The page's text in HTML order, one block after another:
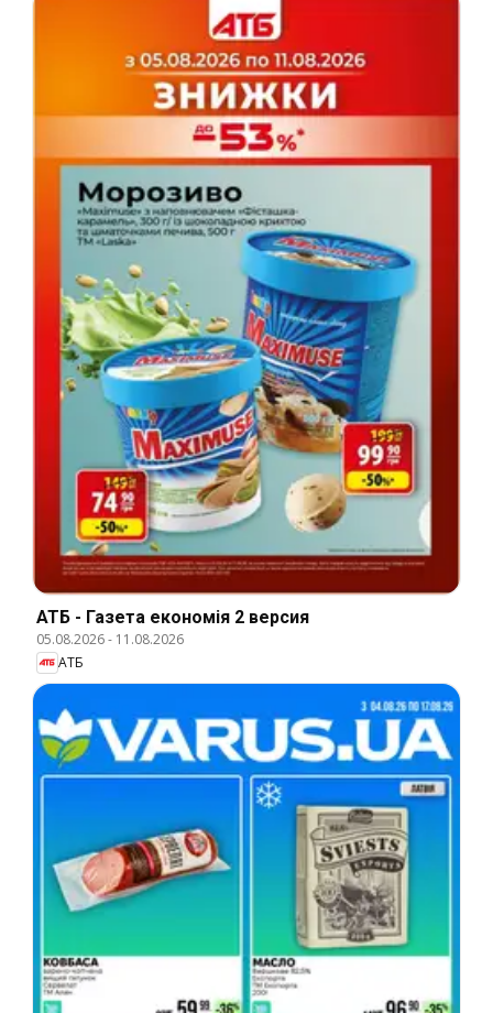
АТБ - Газета економія 2 версия
05.08.2026- 11.08.2026
АТБ